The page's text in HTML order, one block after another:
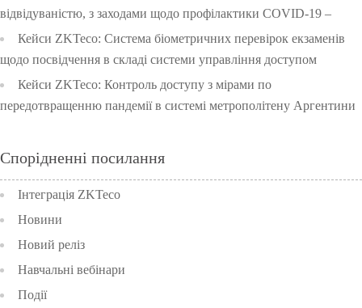
відвідуваністю, з заходами щодо профілактики COVID-19 –
Початкова школа університету Чулалонгкорн, Тайланд
Кейси ZKTeco: Система біометричних перевірок екзаменів
щодо посвідчення в складі системи управління доступом
Таїланду
Кейси ZKTeco: Контроль доступу з мірами по
передотвращенню пандемії в системі метрополітену Аргентини
Спорідненні посилання
Інтеграція ZKTeco
Новини
Новий реліз
Навчальні вебінари
Події